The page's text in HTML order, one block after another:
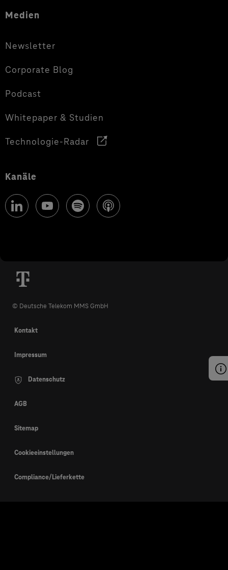
Medien
Newsletter
Corporate Blog
Podcast
Whitepaper & Studien
Technologie-Radar
Kanäle
© Deutsche Telekom MMS GmbH
Kontakt
Impressum
Datenschutz
AGB
Sitemap
Cookieeinstellungen
Compliance/Lieferkette